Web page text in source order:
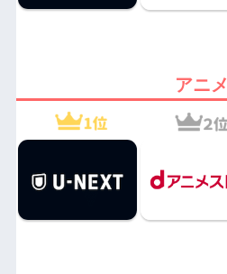
アニメ